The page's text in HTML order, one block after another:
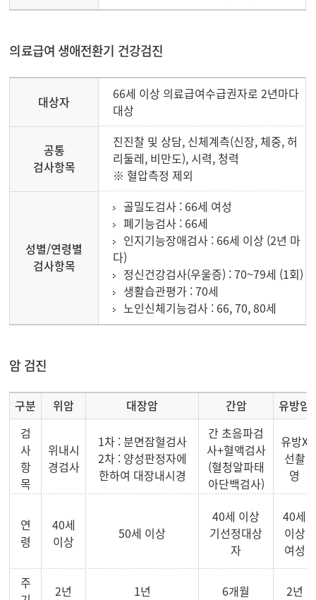
의료급여 생애전환기 건강검진
대상자
66세 이상 의료급여수급권자로 2년마다
대상
공통
검사항목
진진찰 및 상담, 신체계측(신장, 체중, 허
리둘레, 비만도), 시력, 청력
※ 혈압측정 제외
성별/연령별
검사항목
골밀도검사 : 66세 여성
폐기능검사 : 66세
인지기능장애검사 : 66세 이상 (2년 마
다)
정신건강검사(우울증) : 70~79세 (1회)
생활습관평가 : 70세
노인신체기능검사 : 66, 70, 80세
암 검진
구분 위암 대장암 간암 유방암
검
사
항
목
위내시
경검사
1차 : 분면잠혈검사
2차 : 양성판정자에
한하여 대장내시경
간 초음파검
사+혈액검사
(혈청알파태
아단백검사)
유방X
선촬
영
연
령
40세
이상
50세 이상
40세 이상
기선정대상
자
40세
이상
여성
주
2년 1년 6개월 2년